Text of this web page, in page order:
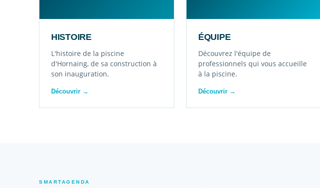
HISTOIRE
L'histoire de la piscine
d'Hornaing, de sa construction à
son inauguration.
Découvrir →
ÉQUIPE
Découvrez l'équipe de
professionnels qui vous accueille
à la piscine.
Découvrir →
SMARTAGENDA